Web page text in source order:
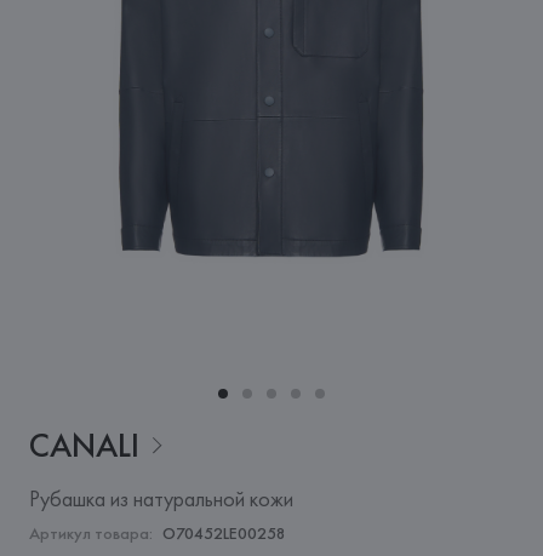
CANALI
Рубашка из натуральной кожи
Артикул товара: O70452LE00258